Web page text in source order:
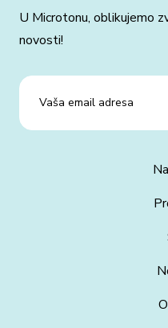
U Microtonu, oblikujemo
novosti!